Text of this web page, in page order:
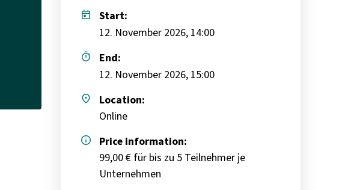
today
Start:
12. November 2026, 14:00
timer
End:
12. November 2026, 15:00
place
Location:
Online
info
Price information:
99,00 € für bis zu 5 Teilnehmer je
Unternehmen